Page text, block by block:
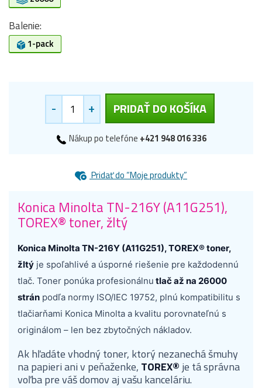
Balenie:
1-pack
- + PRIDAŤ DO KOŠÍKA
Nákup po telefóne +421 948 016 336
Pridať do “Moje produkty”
Konica Minolta TN-216Y (A11G251),
TOREX® toner, žltý
Konica Minolta TN-216Y (A11G251), TOREX® toner,
žltý je spoľahlivé a úsporné riešenie pre každodennú
tlač. Toner ponúka profesionálnu tlač až na 26000
strán podľa normy ISO/IEC 19752, plnú kompatibilitu s
tlačiarňami Konica Minolta a kvalitu porovnateľnú s
originálom – len bez zbytočných nákladov.
Ak hľadáte vhodný toner, ktorý nezanechá šmuhy
na papieri ani v peňaženke, TOREX® je tá správna
voľba pre váš domov aj vašu kanceláriu.